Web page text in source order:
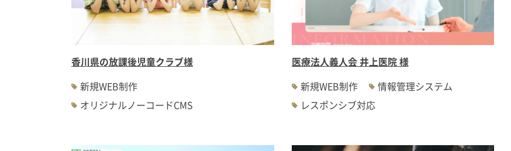
香川県の放課後児童クラブ様
新規WEB制作
オリジナルノーコードCMS
医療法人義人会 井上医院 様
新規WEB制作
情報管理システム
レスポンシブ対応